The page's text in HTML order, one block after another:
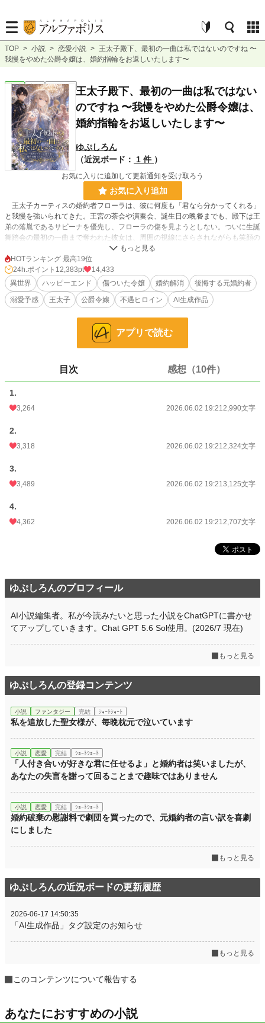
TOP > 小説 > 恋愛小説 > 王太子殿下、最初の一曲は私ではないのですね 〜
我慢をやめた公爵令嬢は、婚約指輪をお返しいたします〜
恋愛 完結 ｼｮｰﾄｼｮｰﾄ
王太子殿下、最初の一曲は私ではない
のですね 〜我慢をやめた公爵令嬢は、
婚約指輪をお返しいたします〜
ゆぷしろん
（近況ボード：
1 件 ）
お気に入りに追加して更新通知を受け取ろう
お気に入り追加
王太子カーティスの婚約者フローラは、彼に何度も「君なら分かってくれる」
と我慢を強いられてきた。王宮の茶会や演奏会、誕生日の晩餐までも、殿下は王
弟の落胤であるサビーナを優先し、フローラの傷を見ようとしない。ついに生誕
舞踏会の最初の一曲まで奪われた彼女は、周囲の視線にさらされながらも笑顔の
裏で限界を迎え、婚約解消を決意する。
翌日、王妃の前でこれまでの扱いを訴えると、サビーナもまた殿下の都合のよ
い言葉に利用されていたと判明。カーティスは自分の甘えと無責任さを認めきれ
ず、国王は婚約解消と王太子活動の停止を命じる。
な日々を取り戻す。そして、彼女を一人の人として尊重するルシアンの手を取
り、初めて自ら望んだ新たな未来へ歩み出していく。
恋愛 81 位 / 66,331 件
文字数
初回公開日時
初回完結日時
週間ポイント
累計ポイント 934,057 pt (6,202 位)
HOTランキング 最高19位
24h.ポイント 12,383pt
14,433
異世界
ハッピーエンド 傷ついた令嬢 婚約解消
後悔する元婚約者
溺愛予感
王太子 公爵令嬢 不遇ヒロイン AI生成作品
アプリで読む
目次 感想（10件）
1.
3,264 2026.06.02 19:212,990文字
2.
3,318 2026.06.02 19:212,324文字
3.
3,489 2026.06.02 19:213,125文字
4.
4,362 2026.06.02 19:212,707文字
ゆぷしろんのプロフィール
AI小説編集者。私が今読みたいと思った小説をChatGPTに書かせ
てアップしていきます。Chat GPT 5.6 Sol使用。(2026/7 現在)
もっと見る
ゆぷしろんの登録コンテンツ
小説 ファンタジー 完結 ｼｮｰﾄｼｮｰﾄ
私を追放した聖女様が、毎晩枕元で泣いています
小説 恋愛 完結 ｼｮｰﾄｼｮｰﾄ
「人付き合いが好きな君に任せるよ」と婚約者は笑いましたが、
あなたの失言を謝って回ることまで趣味ではありません
小説 恋愛 完結 ｼｮｰﾄｼｮｰﾄ
婚約破棄の慰謝料で劇団を買ったので、元婚約者の言い訳を喜劇
にしました
もっと見る
ゆぷしろんの近況ボードの更新履歴
2026-06-17 14:50:35
「AI生成作品」タグ設定のお知らせ
もっと見る
このコンテンツについて報告する
あなたにおすすめの小説